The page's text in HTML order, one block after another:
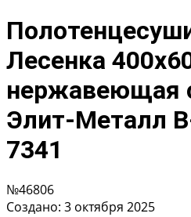
Лесенка
нержавеющая
Элит-Металл
7341
№46806
Создано: 3 октября 2025